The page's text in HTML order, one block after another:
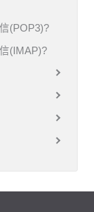
(POP3)?
(IMAP)?